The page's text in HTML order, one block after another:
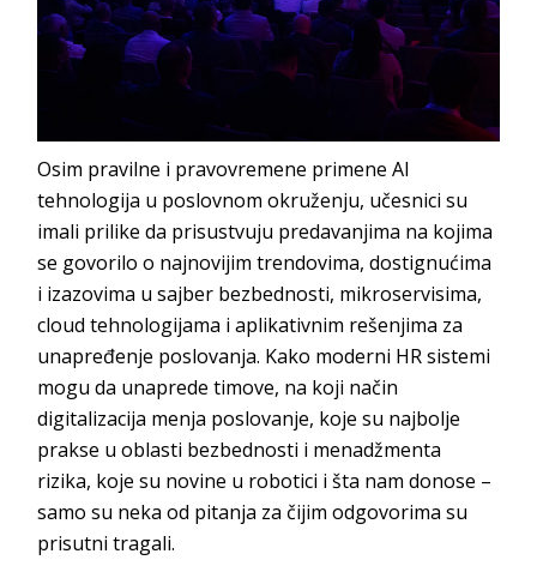
Osim pravilne i pravovremene primene AI
tehnologija u poslovnom okruženju, učesnici su
imali prilike da prisustvuju predavanjima na kojima
se govorilo o najnovijim trendovima, dostignućima
i izazovima u sajber bezbednosti, mikroservisima,
cloud tehnologijama i aplikativnim rešenjima za
unapređenje poslovanja. Kako moderni HR sistemi
mogu da unaprede timove, na koji način
digitalizacija menja poslovanje, koje su najbolje
prakse u oblasti bezbednosti i menadžmenta
rizika, koje su novine u robotici i šta nam donose –
samo su neka od pitanja za čijim odgovorima su
prisutni tragali.